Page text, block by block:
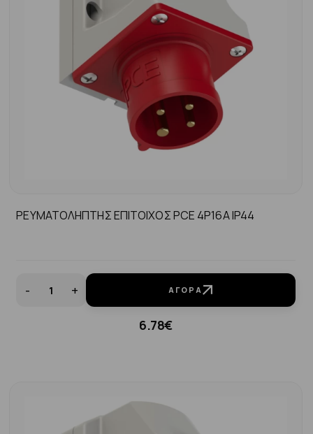
ΡΕΥΜΑΤΟΛΗΠΤΗΣ ΕΠΙΤΟΙΧΟΣ PCE 4P16A IP44
- + ΑΓΟΡΆ
6.78€